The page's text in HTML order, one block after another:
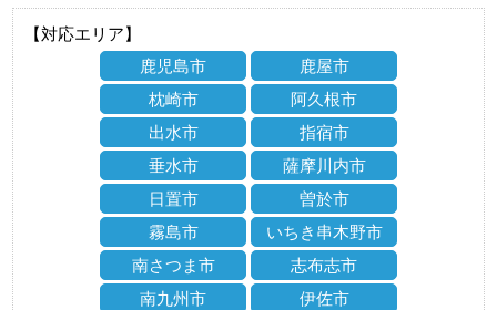
【対応エリア】
鹿児島市
鹿屋市
枕崎市
阿久根市
出水市
指宿市
垂水市
薩摩川内市
日置市
曽於市
霧島市
いちき串木野市
南さつま市
志布志市
南九州市
伊佐市